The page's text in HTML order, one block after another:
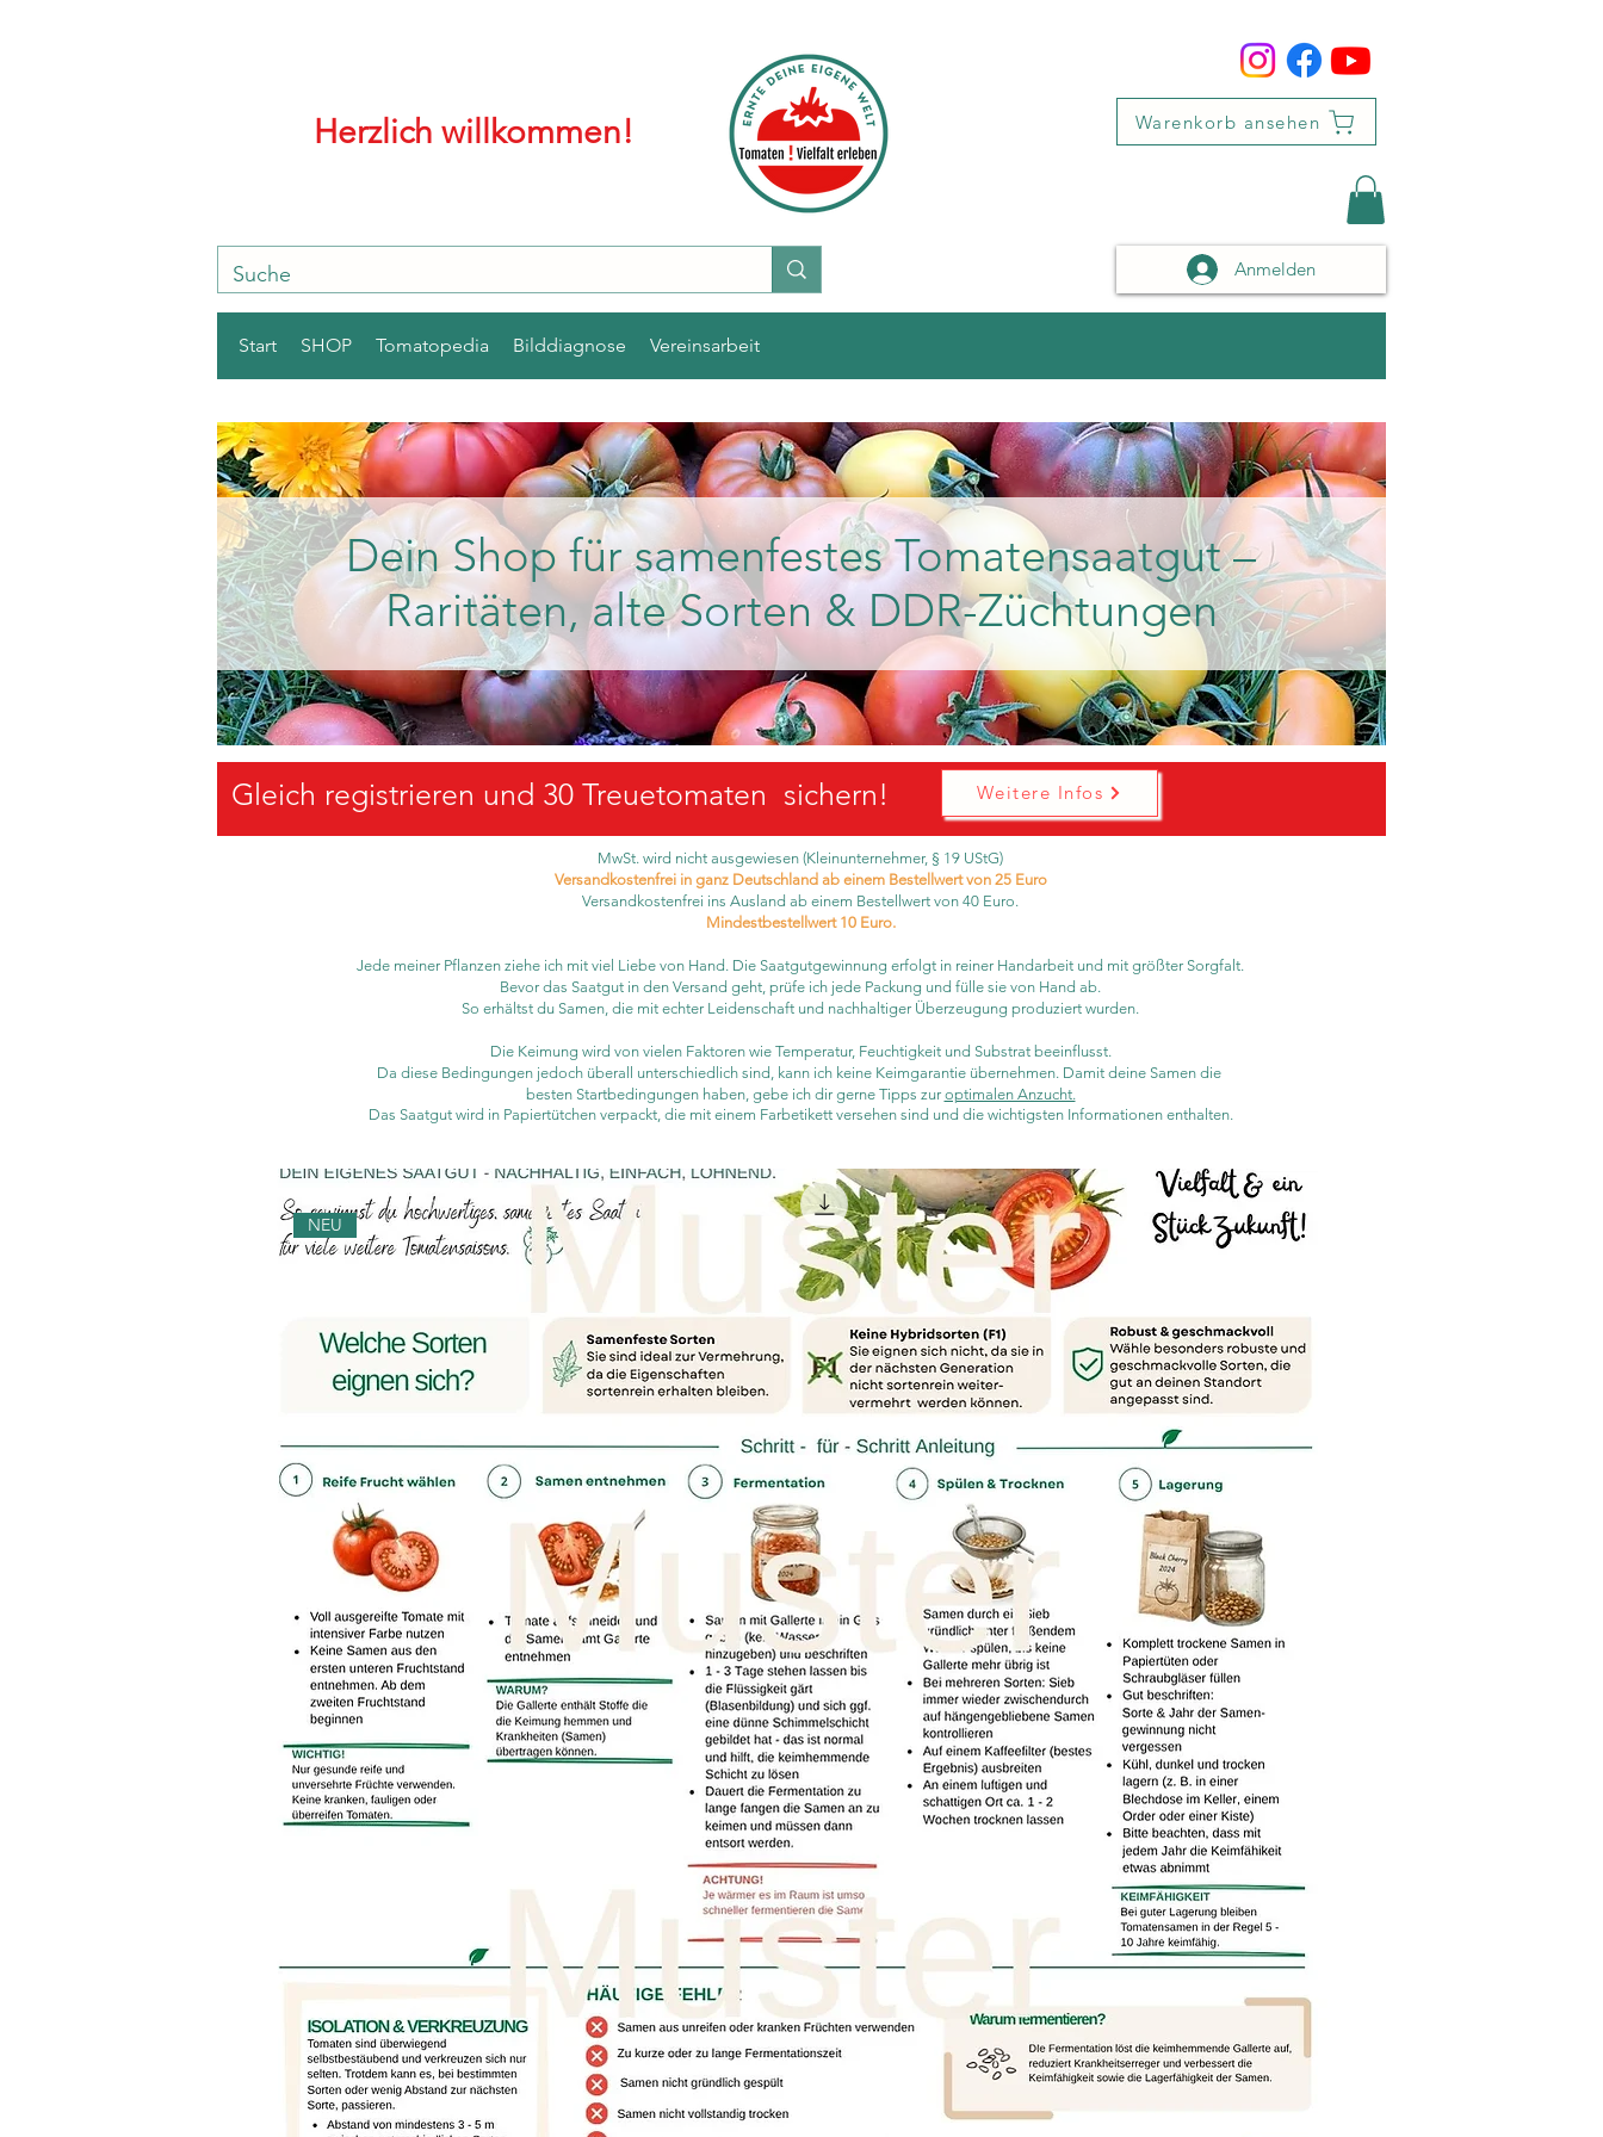
Herzlich willkommen! Warenkorb ansehen
Anmelden
Start SHOP Tomatopedia Bilddiagnose Vereinsarbeit
Dein Shop für samenfestes Tomatensaatgut –
Raritäten, alte Sorten & DDR-Züchtungen​
Gleich registrieren und 30 Treuetomaten sichern! Weitere Infos
MwSt. wird nicht ausgewiesen (Kleinunternehmer, § 19 UStG)
Versandkostenfrei in ganz Deutschland ab einem Bestellwert von 25 Euro
Versandkostenfrei ins Ausland ab einem Bestellwert von 40 Euro.
Mindestbestellwert 10 Euro.
Jede meiner Pflanzen ziehe ich mit viel Liebe von Hand. Die Saatgutgewinnung erfolgt in reiner Handarbeit und mit größter Sorgfalt.
Bevor das Saatgut in den Versand geht, prüfe ich jede Packung und fülle sie von Hand ab.
So erhältst du Samen, die mit echter Leidenschaft und nachhaltiger Überzeugung produziert wurden.
Die Keimung wird von vielen Faktoren wie Temperatur, Feuchtigkeit und Substrat beeinflusst.
Da diese Bedingungen jedoch überall unterschiedlich sind, kann ich keine Keimgarantie übernehmen. Damit deine Samen die
bestenStartbedingungen haben, gebe ich dir gerne Tipps zur optimalen Anzucht.
Das Saatgut wird in Papiertütchen verpackt, die mit einem Farbetikett versehen sind und die wichtigsten Informationen enthalten.
NEU